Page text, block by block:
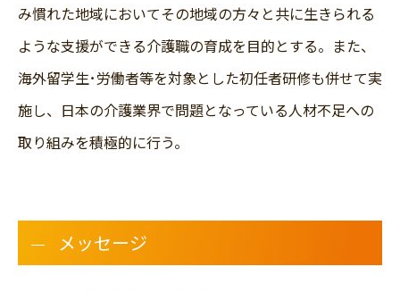
み慣れた地域においてその地域の方々と共に生きられる
ような支援ができる介護職の育成を目的とする。また、
海外留学生･労働者等を対象とした初任者研修も併せて実
施し、日本の介護業界で問題となっている人材不足への
取り組みを積極的に行う。
メッセージ